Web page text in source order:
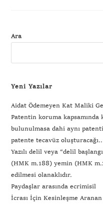
Ara
Yeni Yazılar
Aidat Ödemeyen Kat Maliki
Patentin koruma
bulunulmasa dahi aynı
patente tecavüz oluşturacağı..
Yazılı delil veya “delil
(HMK m.188) yemin (HMK
edilmesi olanaklıdır.
Paydaşlar arasında ecrimisil
İcrası İçin Kesinleşme